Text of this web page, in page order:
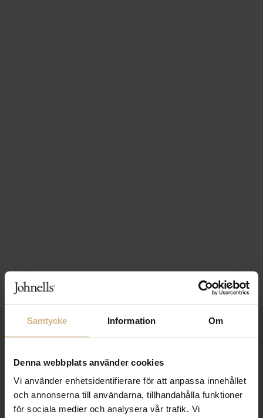
Samtycke Information Om
Denna webbplats använder cookies
Vi använder enhetsidentifierare för att anpassa innehållet
och annonserna till användarna, tillhandahålla funktioner
för sociala medier och analysera vår trafik. Vi
SAMLA BONUS I KUNDKLUBBEN